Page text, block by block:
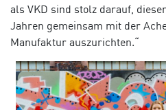
als VKD sind stolz darauf,
Jahren gemeinsam mit der
Manufaktur auszurichten.“